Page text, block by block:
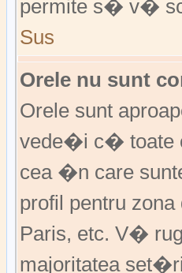
permite s� v�
Sus
Orele nu sunt
Orele sunt
vede�i c� toate
cea �n care
profil pentru
Paris, etc. V�
majoritatea